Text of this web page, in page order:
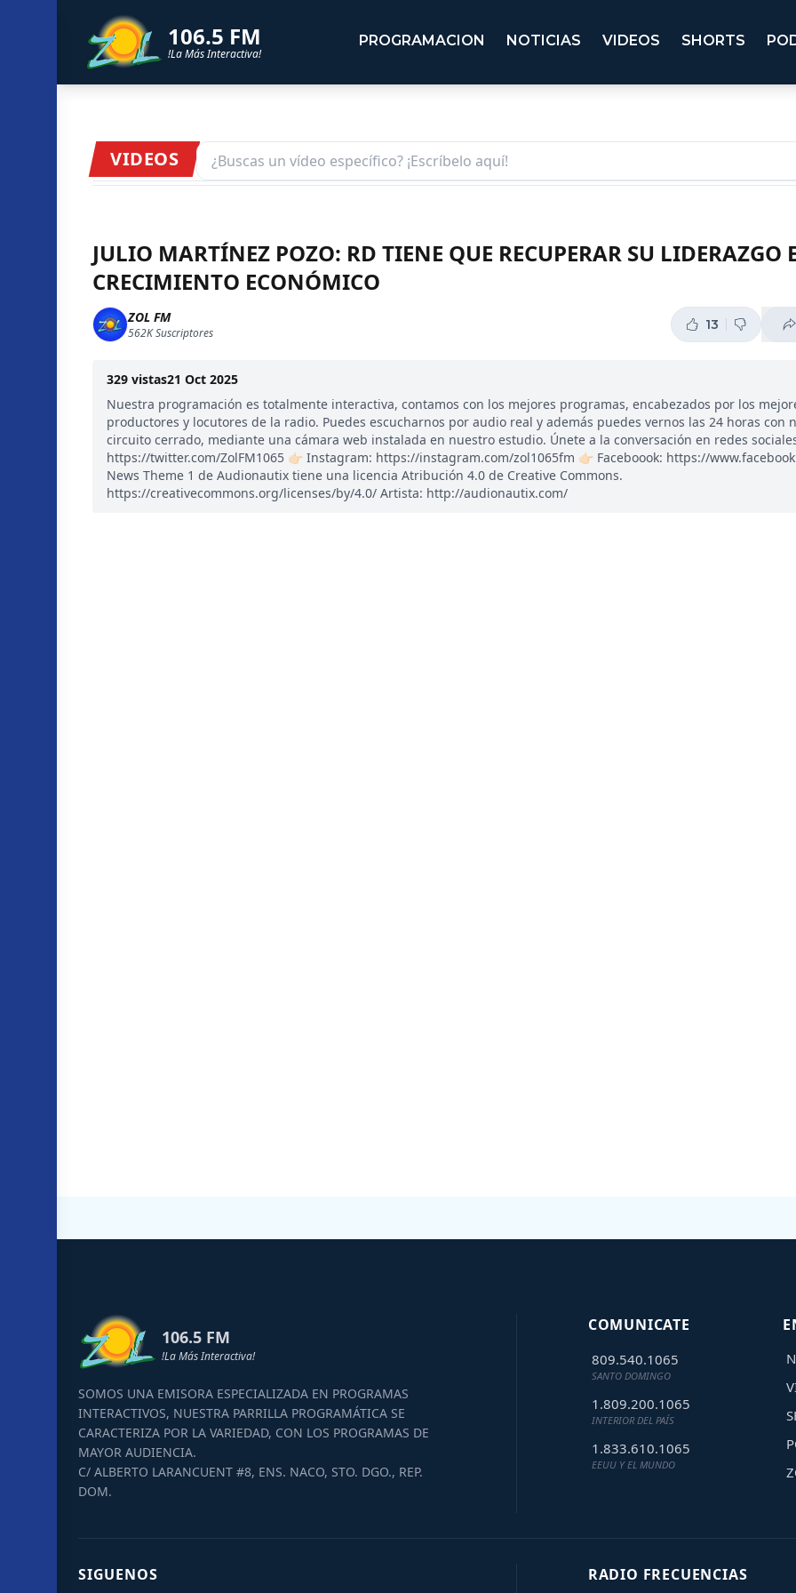
106.5 FM
!La Más Interactiva!
PROGRAMACION NOTICIAS VIDEOS SHORTS
VIDEOS
JULIO MARTÍNEZ POZO: RD TIENE QUE RECUPERAR SU LIDERAZGO
CRECIMIENTO ECONÓMICO
ZOL FM
562KSuscriptores
13
329 vistas21 Oct 2025
Nuestra programación es totalmente interactiva, contamos con los mejores programas, encabezados por los
productores y locutores de la radio. Puedes escucharnos por audio real y además puedes vernos las 24 horas con
circuito cerrado, mediante una cámara web instalada en nuestro estudio. Únete a la conversación en redes sociales:
https://twitter.com/ZolFM1065 👉🏻 Instagram: https://instagram.com/zol1065fm 👉🏻 Faceboook: https://
News Theme 1 de Audionautix tiene una licencia Atribución 4.0 de Creative Commons.
https://creativecommons.org/licenses/by/4.0/ Artista: http://audionautix.com/
106.5 FM
!La Más Interactiva!
SOMOS UNA EMISORA ESPECIALIZADA EN PROGRAMAS
INTERACTIVOS, NUESTRA PARRILLA PROGRAMÁTICA SE
CARACTERIZA POR LA VARIEDAD, CON LOS PROGRAMAS DE
MAYOR AUDIENCIA.
C/ ALBERTO LARANCUENT #8, ENS. NACO, STO. DGO., REP.
DOM.
COMUNICATE
809.540.1065
SANTO DOMINGO
1.809.200.1065
INTERIOR DEL PAÍS
1.833.610.1065
EEUU Y EL MUNDO
SIGUENOS RADIO FRECUENCIAS